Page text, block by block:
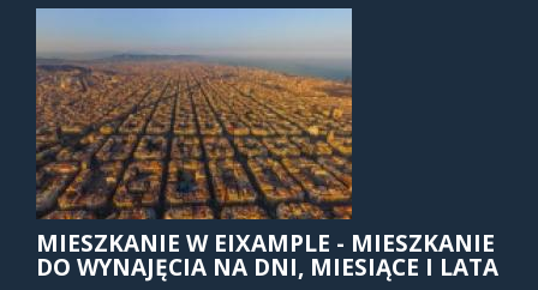
MIESZKANIE W EIXAMPLE - MIESZKANIE
DO WYNAJĘCIA NA DNI, MIESIĄCE I LATA